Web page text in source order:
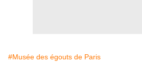
#Musée des égouts de Paris